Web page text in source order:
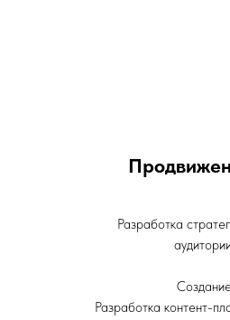
Разработка
Разработка контент-